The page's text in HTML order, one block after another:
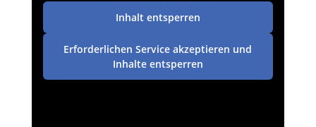
Inhalt entsperren
Erforderlichen Service akzeptieren und
Inhalte entsperren